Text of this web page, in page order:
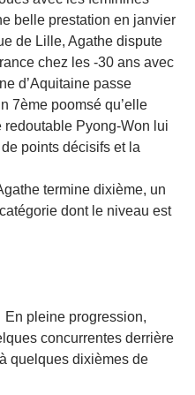
belle prestation en janvier
de Lille, Agathe dispute
chez les -30 ans avec
d’Aquitaine passe
7ème poomsé qu’elle
Pyong-Won lui
points décisifs et la
termine dixième, un
dont le niveau est
En pleine progression,
concurrentes derrière
quelques dixièmes de